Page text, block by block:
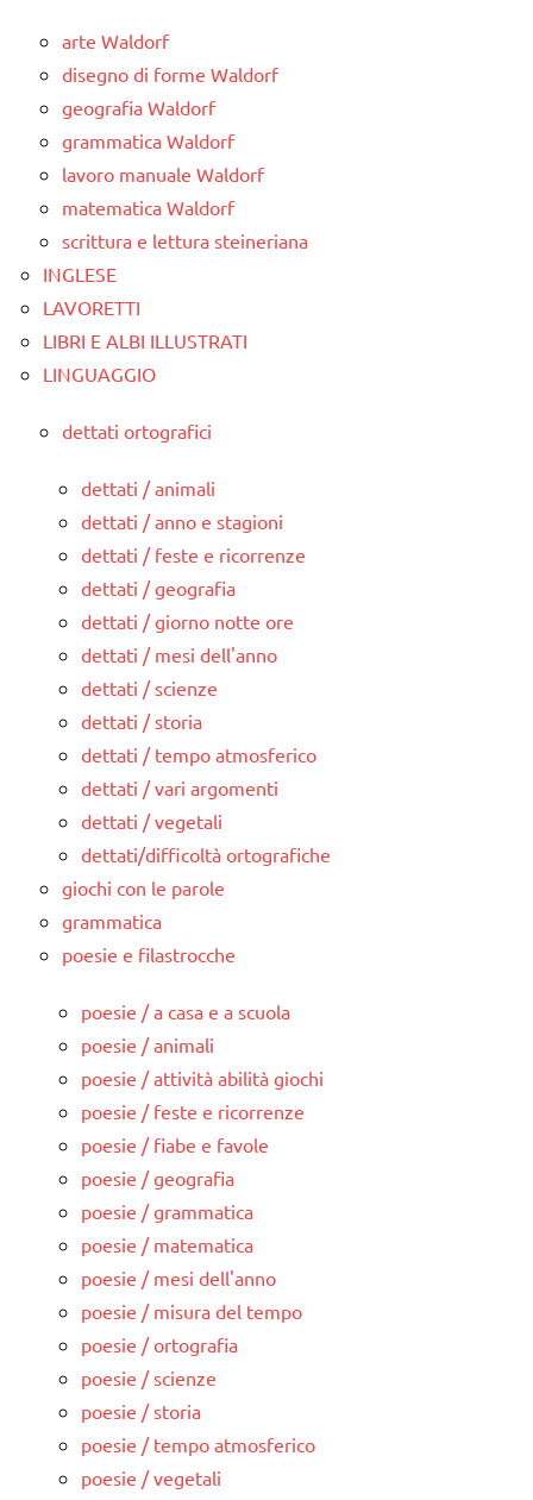
arte Waldorf
disegno di forme Waldorf
geografia Waldorf
grammatica Waldorf
lavoro manuale Waldorf
matematica Waldorf
scrittura e lettura steineriana
INGLESE
LAVORETTI
LIBRI E ALBI ILLUSTRATI
LINGUAGGIO
dettati ortografici
dettati / animali
dettati / anno e stagioni
dettati / feste e ricorrenze
dettati / geografia
dettati / giorno notte ore
dettati / mesi dell'anno
dettati / scienze
dettati / storia
dettati / tempo atmosferico
dettati / vari argomenti
dettati / vegetali
dettati/difficoltà ortografiche
giochi con le parole
grammatica
poesie e filastrocche
poesie / a casa e a scuola
poesie / animali
poesie / attività abilità giochi
poesie / feste e ricorrenze
poesie / fiabe e favole
poesie / geografia
poesie / grammatica
poesie / matematica
poesie / mesi dell'anno
poesie / misura del tempo
poesie / ortografia
poesie / scienze
poesie / storia
poesie / tempo atmosferico
poesie / vegetali